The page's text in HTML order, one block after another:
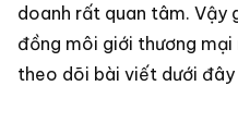
doanh rất quan tâm. Vậy
đồng môi giới thương mại
theo dõi bài viết dưới